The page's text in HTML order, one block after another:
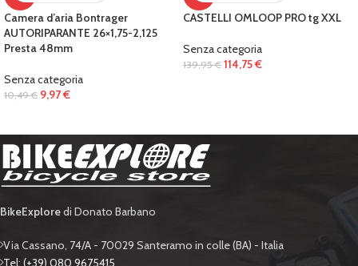
Camera d’aria Bontrager
AUTORIPARANTE 26×1,75-2,125
Presta 48mm
Senza categoria
10,49€ 9,97€
CASTELLI OMLOOP PRO tg XXL
Senza categoria
139,95€ 114,75€
BikeExploredi Donato Barbano
Via Cassano, 74/A - 70029 Santeramo in colle (BA) - Italia
Tel: (+39) 080 9675415